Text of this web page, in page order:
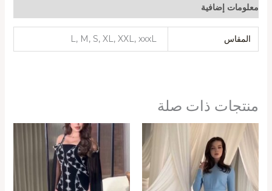
معلومات إضافية
المقاس L, M, S, XL, XXL, xxxL
منتجات ذات صلة